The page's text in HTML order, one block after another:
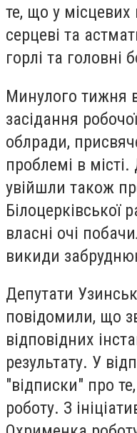
те, що у
серцеві та
горлі та головні
Минулого тижня
засідання
облради,
проблемі в
увійшли також
Білоцерківської
власні очі
викиди
Депутати
повідомили, що
відповідних
результату. У
"відписки" про
роботу. З